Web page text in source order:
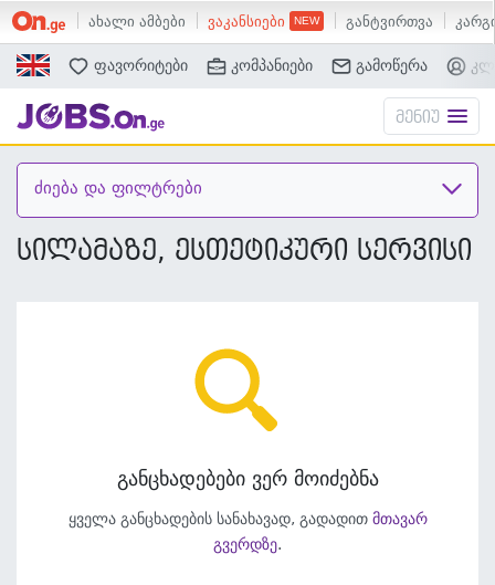
ახალი ამბები ვაკანსიები განტვირთვა
ძებნა
ფავორიტები კომპანიები გამოწერა
მენიუ
ძიება და ფილტრები
სილამაზე, ესთეტიკური სერვისი
განცხადებები ვერ მოიძებნა
ყველა განცხადების სანახავად, გადადით მთავარ
გვერდზე.